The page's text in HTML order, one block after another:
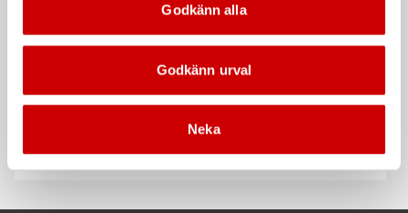
Godkänn alla
Godkänn urval
Neka
För snabb och effektiv rengöring
metall-, plast- och gummidetaljer.